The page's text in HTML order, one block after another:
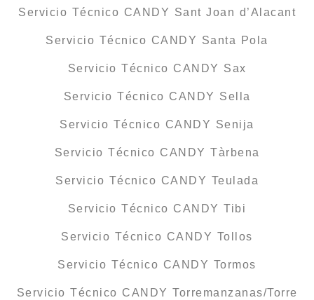
Servicio Técnico CANDY Sant Joan d’Alacant
Servicio Técnico CANDY Santa Pola
Servicio Técnico CANDY Sax
Servicio Técnico CANDY Sella
Servicio Técnico CANDY Senija
Servicio Técnico CANDY Tàrbena
Servicio Técnico CANDY Teulada
Servicio Técnico CANDY Tibi
Servicio Técnico CANDY Tollos
Servicio Técnico CANDY Tormos
Servicio Técnico CANDY Torremanzanas/Torre